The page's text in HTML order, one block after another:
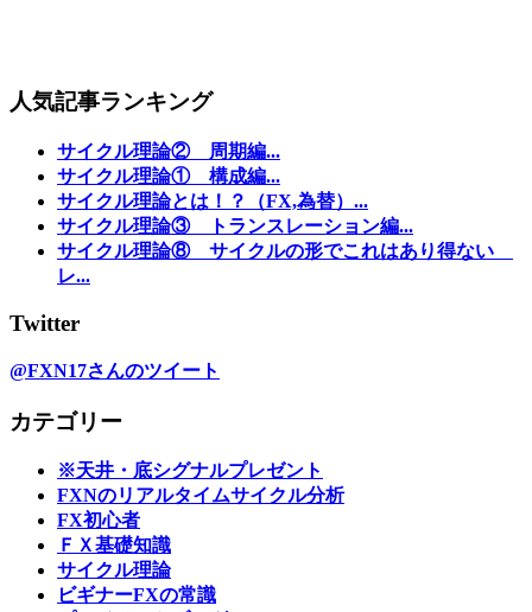
人気記事ランキング
サイクル理論② 周期編...
サイクル理論① 構成編...
サイクル理論とは！？（FX,為替）...
サイクル理論③ トランスレーション編...
サイクル理論⑧ サイクルの形でこれはあり得ない
レ...
Twitter
@FXN17さんのツイート
カテゴリー
※天井・底シグナルプレゼント
FXNのリアルタイムサイクル分析
FX初心者
ＦＸ基礎知識
サイクル理論
ビギナーFXの常識